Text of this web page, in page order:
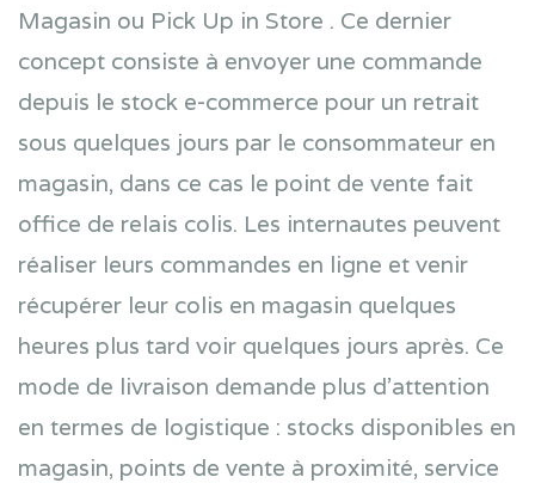
Magasin ou Pick Up in Store . Ce dernier
concept consiste à envoyer une commande
depuis le stock e-commerce pour un retrait
sous quelques jours par le consommateur en
magasin, dans ce cas le point de vente fait
office de relais colis. Les internautes peuvent
réaliser leurs commandes en ligne et venir
récupérer leur colis en magasin quelques
heures plus tard voir quelques jours après. Ce
mode de livraison demande plus d’attention
en termes de logistique : stocks disponibles en
magasin, points de vente à proximité, service